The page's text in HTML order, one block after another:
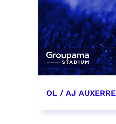
OL / AJ AUXERRE